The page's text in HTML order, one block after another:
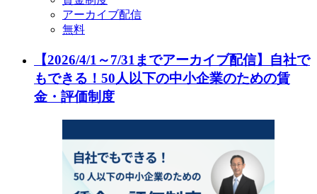
アーカイブ配信
無料
【2026/4/1～7/31までアーカイブ配信】自社で
もできる！50人以下の中小企業のための賃
金・評価制度